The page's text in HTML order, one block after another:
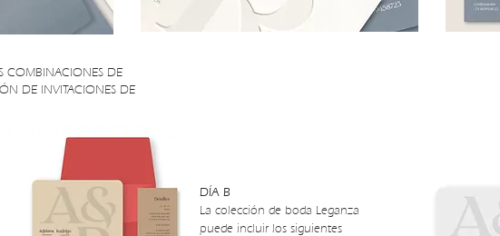
COMBINACIONES DE
DE INVITACIONES DE
DÍA B
La colección de boda Leganza
puede incluir los siguientes